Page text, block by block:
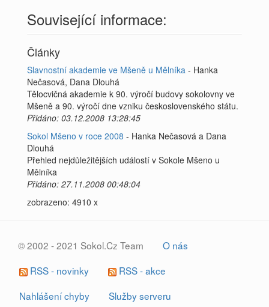
Související informace:
Články
Slavnostní akademie ve Mšeně u Mělníka - Hanka
Nečasová, Dana Dlouhá
Tělocvičná akademie k 90. výročí budovy sokolovny ve
Mšeně a 90. výročí dne vzniku československého státu.
Přidáno: 03.12.2008 13:28:45
Sokol Mšeno v roce 2008 - Hanka Nečasová a Dana
Dlouhá
Přehled nejdůležitějších událostí v Sokole Mšeno u
Mělníka
Přidáno: 27.11.2008 00:48:04
zobrazeno: 4910 x
© 2002 - 2021 Sokol.Cz Team
O nás
RSS - novinky
RSS - akce
Nahlášení chyby
Služby serveru